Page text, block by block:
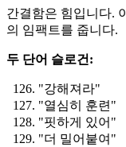
간결함은 힘입니다.
의 임팩트를 줍니다.
두 단어 슬로건:
"강해져라"
"열심히 훈련"
"핏하게 있어"
"더 밀어붙여"